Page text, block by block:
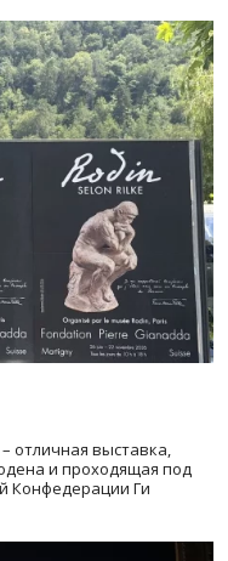
выставка,
и проходящая под
Конфедерации Ги